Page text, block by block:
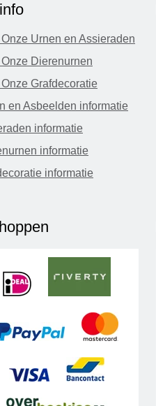
Urnen en Assieraden
Dierenurnen
Grafdecoratie
en Asbeelden informatie
informatie
informatie
informatie